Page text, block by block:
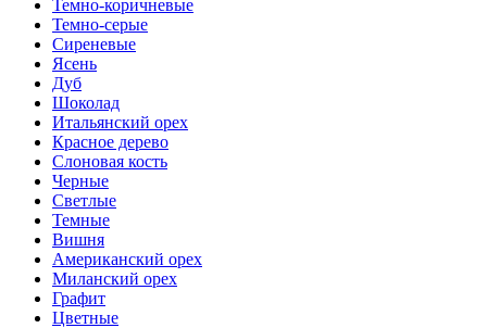
Темно-коричневые
Темно-серые
Сиреневые
Ясень
Дуб
Шоколад
Итальянский орех
Красное дерево
Слоновая кость
Черные
Светлые
Темные
Вишня
Американский орех
Миланский орех
Графит
Цветные